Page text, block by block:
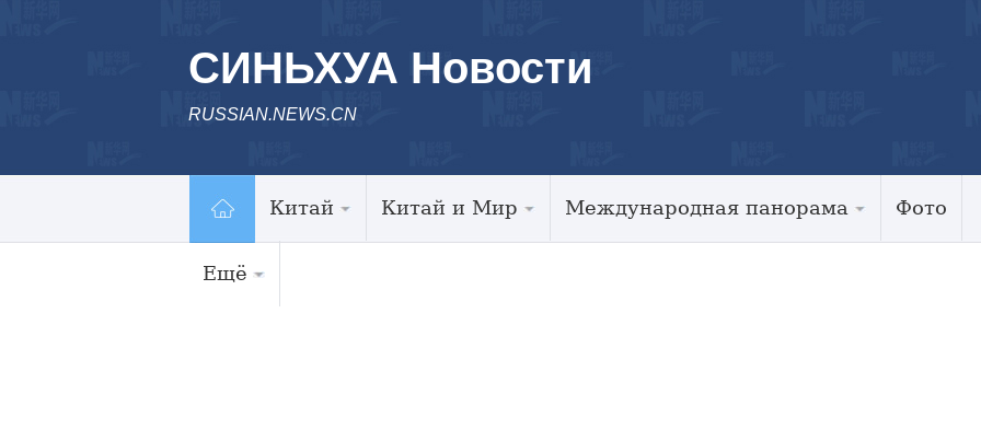
СИНЬХУА Новости
RUSSIAN.NEWS.CN
Китай Китай и Мир Международная панорама Фото
Ещё